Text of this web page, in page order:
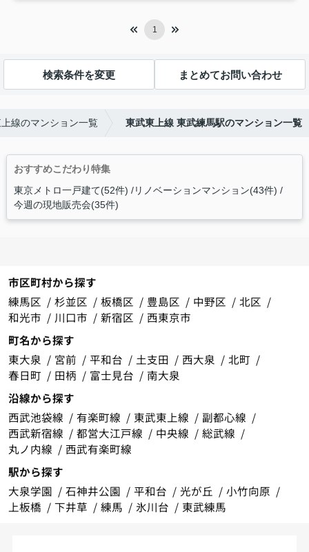
1
検索条件を変更 まとめてお問い合わせ
線のマンション一覧 東武東上線 東武練馬駅のマンション一覧
おすすめこだわり特集
東京メトロ一戸建て(52件) リノベーションマンション(43件)
今週の現地販売会(35件)
市区町村から探す
練馬区
杉並区 板橋区 豊島区 中野区
北区
和光市
川口市 新宿区
西東京市
町名から探す
東大泉
宮前 平和台 土支田 西大泉
北町
春日町
田柄 富士見台
南大泉
沿線から探す
西武池袋線
有楽町線 東武東上線
副都心線
西武新宿線
都営大江戸線 中央線
総武線
丸ノ内線
西武有楽町線
駅から探す
大泉学園
石神井公園 平和台 光が丘
小竹向原
上板橋
下井草 練馬 氷川台 東武練馬